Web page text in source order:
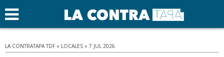
LA CONTRATAPA TDF » LOCALES » 7 JUL 2026